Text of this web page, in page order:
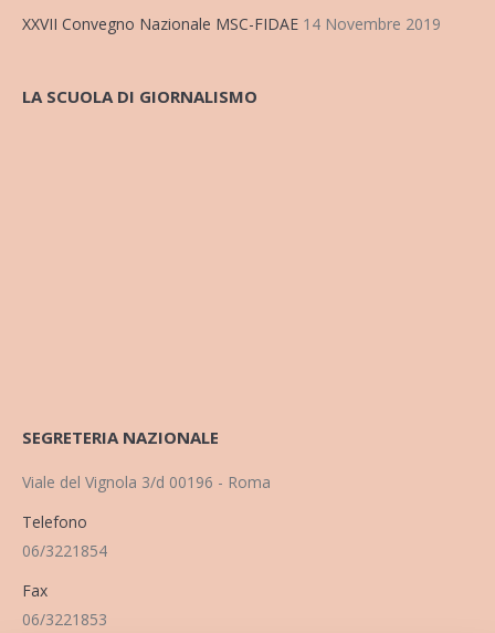
XXVII Convegno Nazionale MSC-FIDAE 14 Novembre 2019
LA SCUOLA DI GIORNALISMO
SEGRETERIA NAZIONALE
Viale del Vignola 3/d 00196 - Roma
Telefono
06/3221854
Fax
06/3221853